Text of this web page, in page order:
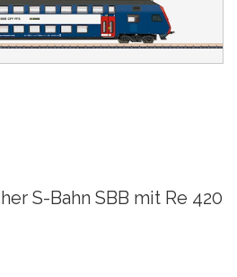
S-Bahn SBB mit Re 420